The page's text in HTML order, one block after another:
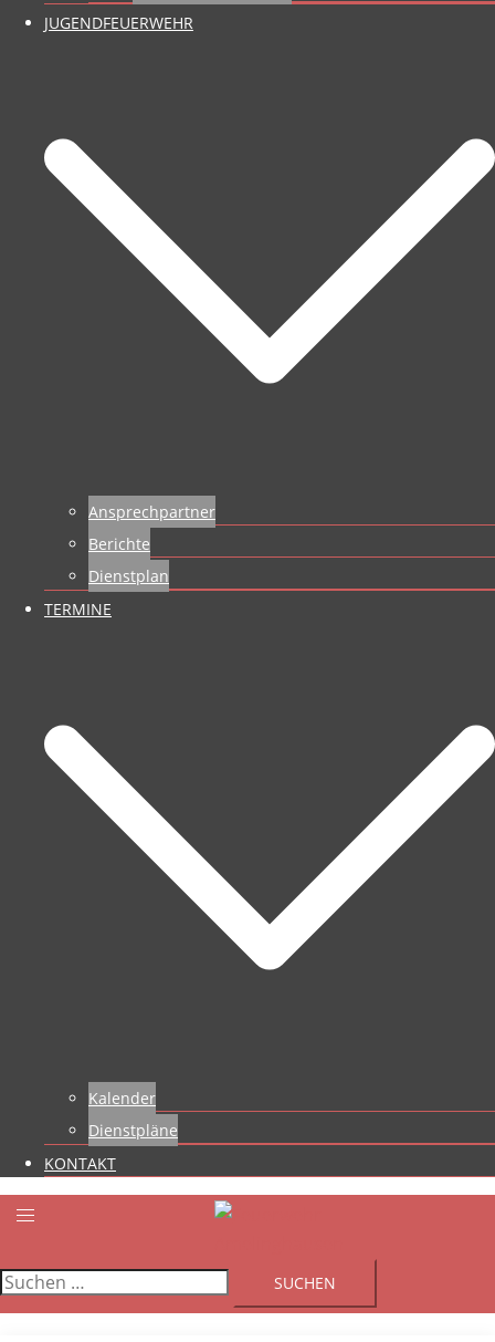
JUGENDFEUERWEHR
Ansprechpartner
Berichte
Dienstplan
TERMINE
Kalender
Dienstpläne
KONTAKT
Suchen
nach: